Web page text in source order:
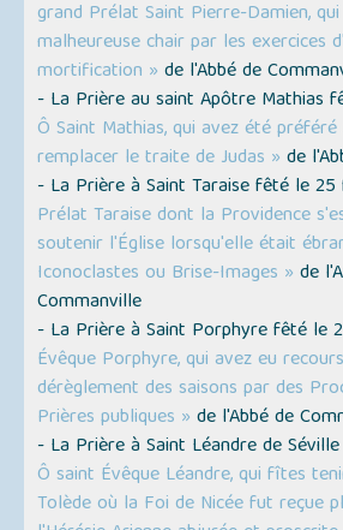
grand Prélat Saint Pierre-Damien,
malheureuse chair par les exercices
mortification » de l'Abbé de
- La Prière au saint Apôtre Mathias
Ô Saint Mathias, qui avez été
remplacer le traite de Judas » de
- La Prière à Saint Taraise fêté le
Prélat Taraise dont la Providence
soutenir l'Église lorsqu'elle était
Iconoclastes ou Brise-Images » de
Commanville
- La Prière à Saint Porphyre fêté le
Évêque Porphyre, qui avez eu
dérèglement des saisons par des
Prières publiques » de l'Abbé de
- La Prière à Saint Léandre de
Ô saint Évêque Léandre, qui fîtes
Tolède où la Foi de Nicée fut reçue